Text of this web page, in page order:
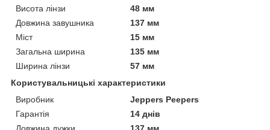
Висота лінзи
48 мм
Довжина завушника
137 мм
Міст
15 мм
Загальна ширина
135 мм
Ширина лінзи
57 мм
Користувальницькі характеристики
Виробник
Jeppers Peepers
Гарантія
14 днів
Довжина дужки
137 мм